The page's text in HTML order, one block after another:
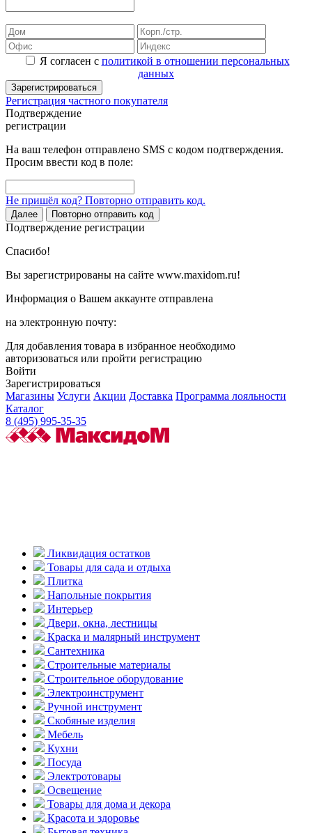
Я согласен с политикой в отношении персональных
данных
Зарегистрироваться
Регистрация частного покупателя
Подтверждение
регистрации
На ваш телефон отправлено SMS с кодом подтверждения.
Просим ввести код в поле:
Не пришёл код? Повторно отправить код.
Далее Повторно отправить код
Подтверждение регистрации
Спасибо!
Вы зарегистрированы на сайте www.maxidom.ru!
Информация о Вашем аккаунте отправлена
на электронную почту:
Для добавления товара в избранное необходимо
авторизоваться или пройти регистрацию
Войти
Зарегистрироваться
Магазины Услуги Акции Доставка Программа лояльности
Каталог
8 (495) 995-35-35
Ликвидация остатков
Товары для сада и отдыха
Плитка
Напольные покрытия
Интерьер
Двери, окна, лестницы
Краска и малярный инструмент
Сантехника
Строительные материалы
Строительное оборудование
Электроинструмент
Ручной инструмент
Скобяные изделия
Мебель
Кухни
Посуда
Электротовары
Освещение
Товары для дома и декора
Красота и здоровье